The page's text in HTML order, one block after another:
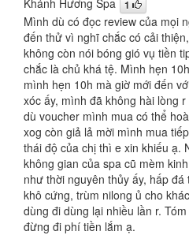
1
Mình dù có đọc review của mọi
đến thử vì nghĩ chắc có cải
không còn nói bóng gió vụ tiền
chắc là chủ khá tệ. Mình hẹn
mình hẹn 10h mà giờ mới đến
xóc ấy, mình đã không hài lòng
dù voucher mình mua có thể
xog còn giả lả mời mình mua
thái độ của chị thì e xin khiếu ạ.
không gian của spa cũ mèm
như thời nguyên thủy ấy, hấp
khô cứng, trùm nilong ủ cho
dùng đi dùng lại nhiều lần r.
đừng đi phí tiền lắm ạ.